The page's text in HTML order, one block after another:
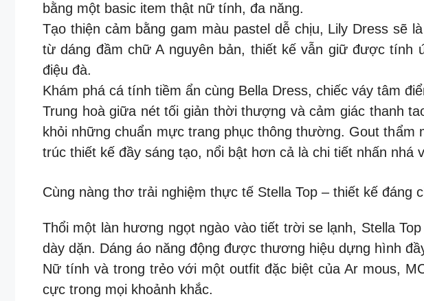
bằng một basic item thật nữ tính, đa năng.
Tạo thiện cảm bằng gam màu pastel dễ chịu, Lily Dress sẽ
từ dáng đầm chữ A nguyên bản, thiết kế vẫn giữ được tính
điệu đà.
Khám phá cá tính tiềm ẩn cùng Bella Dress, chiếc váy tâm
Trung hoà giữa nét tối giản thời thượng và cảm giác thanh
khỏi những chuẩn mực trang phục thông thường. Gout
trúc thiết kế đầy sáng tạo, nổi bật hơn cả là chi tiết nhấn nhá
Cùng nàng thơ trải nghiệm thực tế Stella Top – thiết kế
Thổi một làn hương ngọt ngào vào tiết trời se lạnh, Stella
dày dặn. Dáng áo năng động được thương hiệu dựng hình
Nữ tính và trong trẻo với một outfit đặc biệt của Ar mous,
cực trong mọi khoảnh khắc.